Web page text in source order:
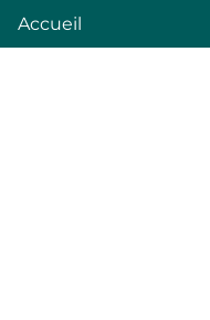
Accueil